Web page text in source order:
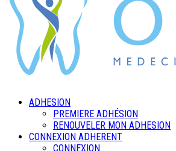
ADHESION
PREMIERE ADHÉSION
RENOUVELER MON ADHESION
CONNEXION ADHERENT
CONNEXION